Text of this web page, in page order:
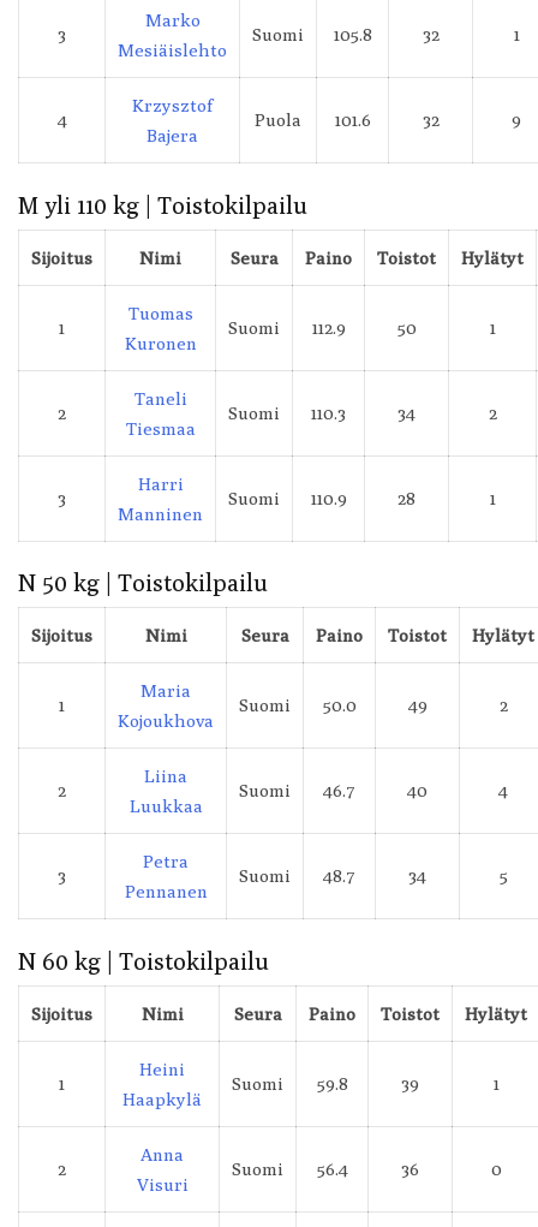
3
Marko
Mesiäislehto
Suomi 105.8 32 1
4
Krzysztof
Bajera
Puola 101.6 32 9
M yli 110 kg | Toistokilpailu
Sijoitus Nimi Seura Paino Toistot Hylätyt
1
Tuomas
Kuronen
Suomi 112.9 50 1
2
Taneli
Tiesmaa
Suomi 110.3 34 2
3
Harri
Manninen
Suomi 110.9 28 1
N 50 kg | Toistokilpailu
Sijoitus Nimi Seura Paino Toistot Hylätyt
1
Maria
Kojoukhova
Suomi 50.0 49 2
2
Liina
Luukkaa
Suomi 46.7 40 4
3
Petra
Pennanen
Suomi 48.7 34 5
N 60 kg | Toistokilpailu
Sijoitus Nimi Seura Paino Toistot Hylätyt
1
Heini
Haapkylä
Suomi 59.8 39 1
2
Anna
Visuri
Suomi 56.4 36 0